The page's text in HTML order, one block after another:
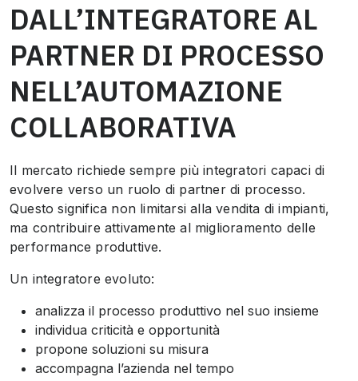
DALL’INTEGRATORE AL
PARTNER DI PROCESSO
NELL’AUTOMAZIONE
COLLABORATIVA
Il mercato richiede sempre più integratori capaci di
evolvere verso un ruolo di partner di processo.
Questo significa non limitarsi alla vendita di impianti,
ma contribuire attivamente al miglioramento delle
performance produttive.
Un integratore evoluto:
analizza il processo produttivo nel suo insieme
individua criticità e opportunità
propone soluzioni su misura
accompagna l’azienda nel tempo